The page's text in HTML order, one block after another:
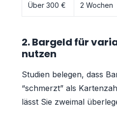
Über 300 € 2 Wochen
2. Bargeld für
nutzen
Studien belegen, dass
“schmerzt” als
lässt Sie zweimal